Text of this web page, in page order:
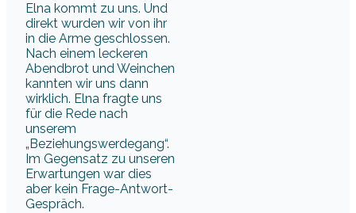
Elna kommt zu uns. Und
direkt wurden wir von ihr
in die Arme geschlossen.
Nach einem leckeren
Abendbrot und Weinchen
kannten wir uns dann
wirklich. Elna fragte uns
für die Rede nach
unserem
„Beziehungswerdegang“.
Im Gegensatz zu unseren
Erwartungen war dies
aber kein Frage-Antwort-
Gespräch.